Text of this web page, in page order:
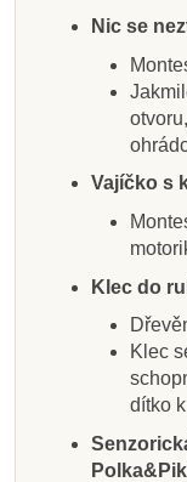
2 450 Kč
Zobrazit
639 Kč
Přidat do
Nic se
Vajíčko s
Klec do
Klec
dítko